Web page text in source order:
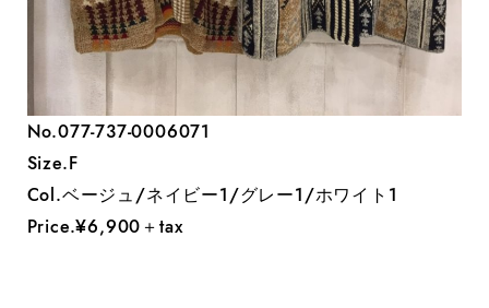
No.077-737-0006071
Size.F
Col.ベージュ/ネイビー1/グレー1/ホワイト1
Price.¥6,900＋tax